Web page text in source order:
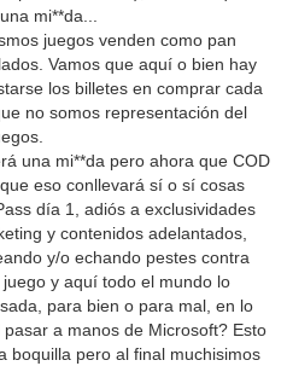
mi**da...
juegos venden como pan
Vamos que aquí o bien hay
los billetes en comprar cada
no somos representación del
una mi**da pero ahora que COD
eso conllevará sí o sí cosas
día 1, adiós a exclusividades
y contenidos adelantados,
y/o echando pestes contra
y aquí todo el mundo lo
para bien o para mal, en lo
a manos de Microsoft? Esto
boquilla pero al final muchisimos